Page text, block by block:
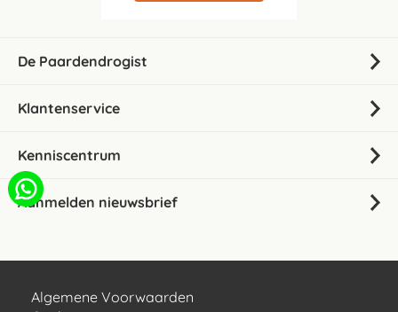
De Paardendrogist
Klantenservice
Kenniscentrum
Aanmelden nieuwsbrief
Algemene Voorwaarden